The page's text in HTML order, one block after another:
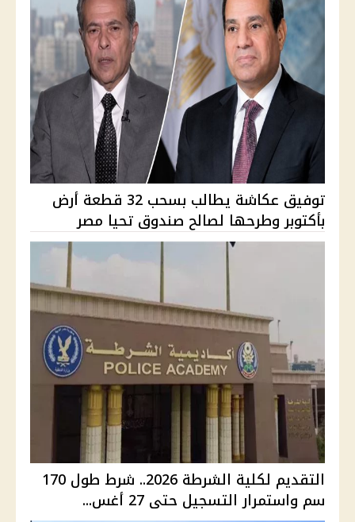
توفيق عكاشة يطالب بسحب 32 قطعة أرض
بأكتوبر وطرحها لصالح صندوق تحيا مصر
التقديم لكلية الشرطة 2026.. شرط طول 170
سم واستمرار التسجيل حتى 27 أغس...